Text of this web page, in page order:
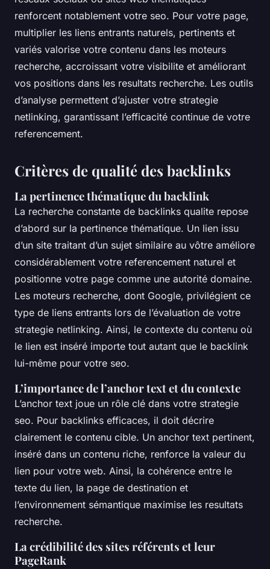
renforcent notablement votre seo. Pour votre page,
multiplier les liens entrants naturels, pertinents et
variés valorise votre contenu dans les moteurs
recherche, accroissant votre visibilite et améliorant
vos positions dans les resultats recherche. Les outils
d’analyse permettent d’ajuster votre strategie
netlinking, garantissant l’efficacité continue de votre
referencement.
Critères de qualité des backlinks
La pertinence thématique du backlink
La recherche constante de backlinks qualite repose
d’abord sur la pertinence thématique. Un lien issu
d’un site traitant d’un sujet similaire au vôtre améliore
considérablement votre referencement naturel et
positionne votre page comme une autorité domaine.
Les moteurs recherche, dont Google, privilégient ce
type de liens entrants lors de l’évaluation de votre
strategie netlinking. Ainsi, le contexte du contenu où
le lien est inséré importe tout autant que le backlink
lui-même pour votre seo.
L’importance de l’anchor text et du contexte
L’anchor text joue un rôle clé dans votre strategie
seo. Pour backlinks efficaces, il doit décrire
clairement le contenu cible. Un anchor text pertinent,
inséré dans un contenu riche, renforce la valeur du
lien pour votre web. Ainsi, la cohérence entre le
texte du lien, la page de destination et
l’environnement sémantique maximise les resultats
recherche.
La crédibilité des sites référents et leur
PageRank